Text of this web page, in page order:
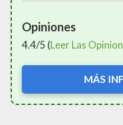
Opiniones
4.4/5 (Leer Las
MÁS